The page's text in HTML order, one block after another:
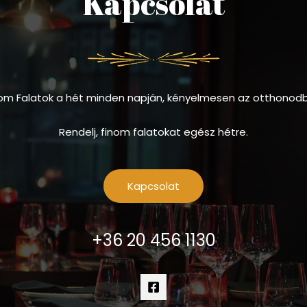
Falatok a hét minden napján, kényelmesen az
Rendelj, finom falatokat egész hétre.
Kapcsolat
+36 20 456 1130